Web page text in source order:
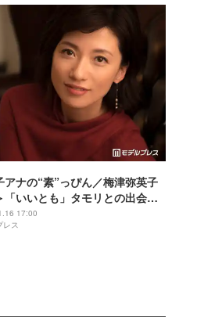
アナの“素”っぴん／梅津弥英子
「いいとも」タモリとの出会い
に 結婚・出産後の仕事に変化
ジテレビ×モデルプレス」女性ア
17:00
レス